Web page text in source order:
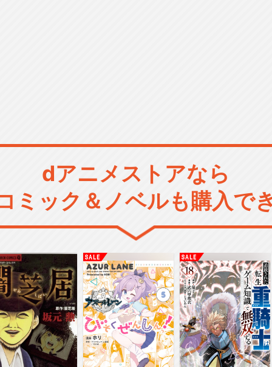
dアニメストアなら
ミック＆ノベルも購入で